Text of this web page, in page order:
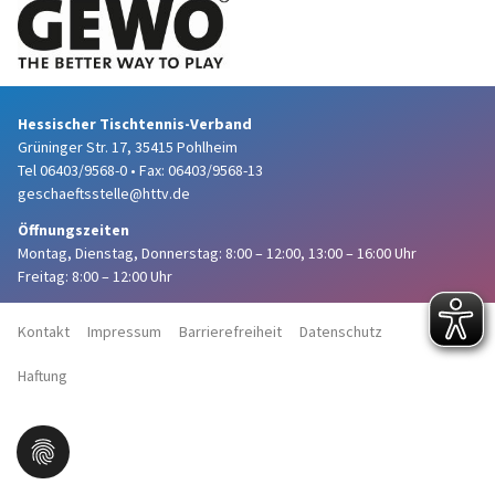
Hessischer Tischtennis-Verband
Grüninger Str. 17, 35415 Pohlheim
Tel 06403/9568-0 • Fax: 06403/9568-13
geschaeftsstelle@httv.de
Öffnungszeiten
Montag, Dienstag, Donnerstag: 8:00 – 12:00, 13:00 – 16:00 Uhr
Freitag: 8:00 – 12:00 Uhr
Kontakt Impressum Barrierefreiheit Datenschutz
Haftung